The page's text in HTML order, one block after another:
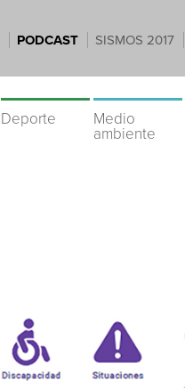
PODCAST SISMOS 2017
Deporte
Medio
ambiente